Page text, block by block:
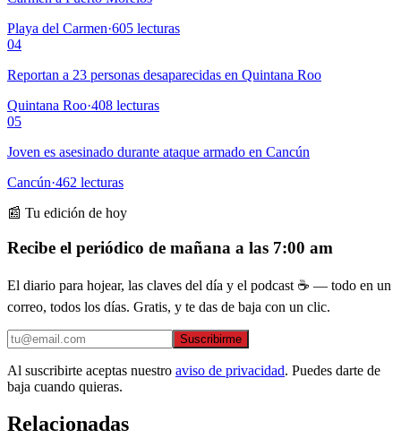
Playa del Carmen·605 lecturas
04
Reportan a 23 personas desaparecidas en Quintana Roo
Quintana Roo·408 lecturas
05
Joven es asesinado durante ataque armado en Cancún
Cancún·462 lecturas
📰 Tu edición de hoy
Recibe el periódico de mañana a las 7:00 am
El diario para hojear, las claves del día y el podcast ☕ — todo en un
correo, todos los días. Gratis, y te das de baja con un clic.
Suscribirme
Al suscribirte aceptas nuestro aviso de privacidad. Puedes darte de
baja cuando quieras.
Relacionadas